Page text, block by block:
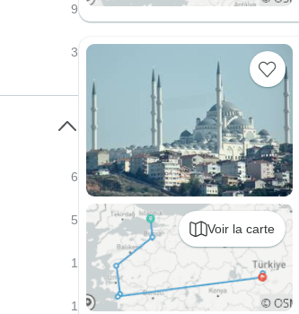
Voir la carte
9
3
6
5
1
1